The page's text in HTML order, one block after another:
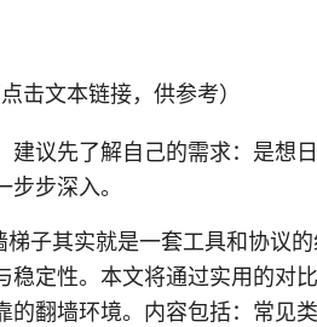
击文本链接，供参考）
议先了解自己的需求：是想
步深入。
子其实就是一套工具和协议
定性。本文将通过实用的对
翻墙环境。内容包括：常见